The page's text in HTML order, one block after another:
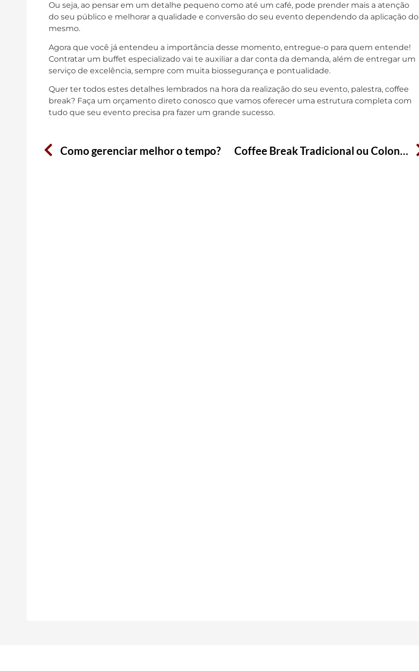
Ou seja, ao pensar em um detalhe pequeno como até um café, pode prender mais a atenção
do seu público e melhorar a qualidade e conversão do seu evento dependendo da aplicação do
mesmo.
Agora que você já entendeu a importância desse momento, entregue-o para quem entende!
Contratar um buffet especializado vai te auxiliar a dar conta da demanda, além de entregar um
serviço de excelência, sempre com muita biossegurança e pontualidade.
Quer ter todos estes detalhes lembrados na hora da realização do seu evento, palestra, coffee
break? Faça um orçamento direto conosco que vamos oferecer uma estrutura completa com
tudo que seu evento precisa pra fazer um grande sucesso.
Como gerenciar melhor o tempo? Coffee Break Tradicional ou Colonial